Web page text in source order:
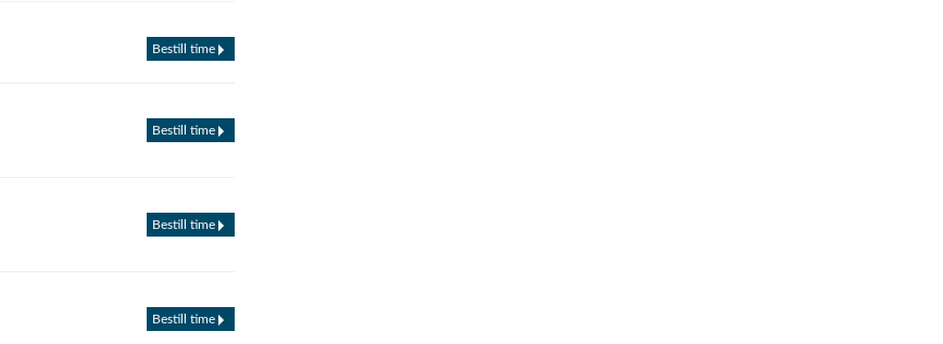
Bestill time
Bestill time
Bestill time
Bestill time